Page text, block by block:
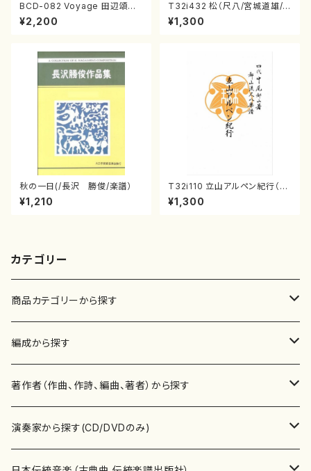
BCD-082 Voyage 田辺頌山
の演奏によるマーティン・リーガ
ン尺八作品集（田辺頌山/マーテ
¥2,200
T32i432 松（尺八/宮城道雄/
楽譜）都山流公刊楽譜曲番:213
8
¥1,300
秋の一日(/長沢 勝俊/楽譜）
¥1,210
T32i110 立山アルペン紀行（尺
八/初代 石垣征山/尺八/都山式
譜）都山流公刊楽譜曲番:559
¥1,300
カテゴリー
商品カテゴリーから探す
楽譜
書籍
書籍
テキストブック
CD・DVD
編成から探す
邦楽器
箏・琴（ソロ）
箏・琴（合奏）
合唱
混声合唱
著作者（作曲、作詩、編曲、著者）から探す
あ行
青木省三(アオキ ショウゾウ)
演奏家から探す(CD/DVDのみ)